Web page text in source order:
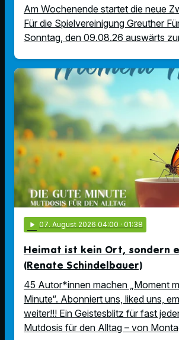
Am Wochenende startet die neue
Für die Spielvereinigung Greuther
Sonntag, den 09.08.26 auswärts
play_arrow 07. August 2026 04:00 · 01:38
Heimat ist kein Ort, sondern
(Renate Schindelbauer)
45 Autor*innen machen „Moment
Minute“. Abonniert uns, liked uns,
weiter!!! Ein Geistesblitz für fast
Mutdosis für den Alltag – von